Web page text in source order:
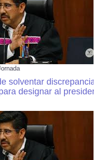
solventar
designar al